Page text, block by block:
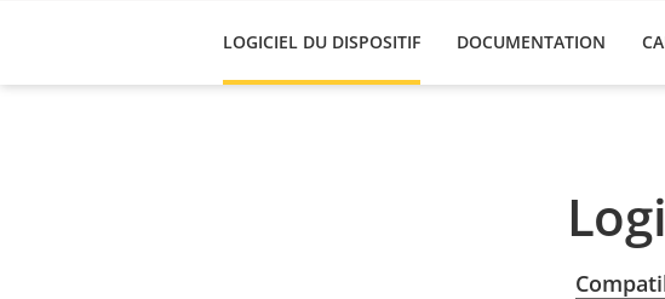
LOGICIEL DU DISPOSITIF DOCUMENTATION